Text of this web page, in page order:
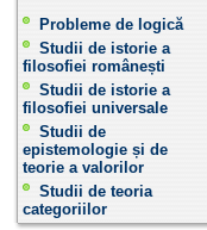
Probleme de logică
Studii de istorie a
filosofiei românești
Studii de istorie a
filosofiei universale
Studii de
epistemologie și de
teorie a valorilor
Studii de teoria
categoriilor
cu condiția